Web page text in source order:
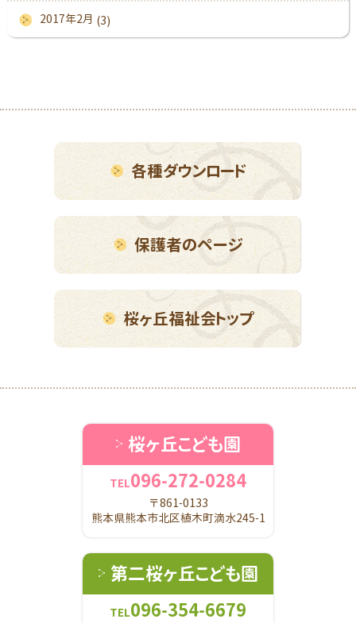
2017年2月 (3)
各種ダウンロード
保護者のページ
桜ヶ丘福祉会トップ
桜ヶ丘こども園
TEL096-272-0284
〒861-0133
熊本県熊本市北区植木町滴水245-1
第二桜ヶ丘こども園
TEL096-354-6679